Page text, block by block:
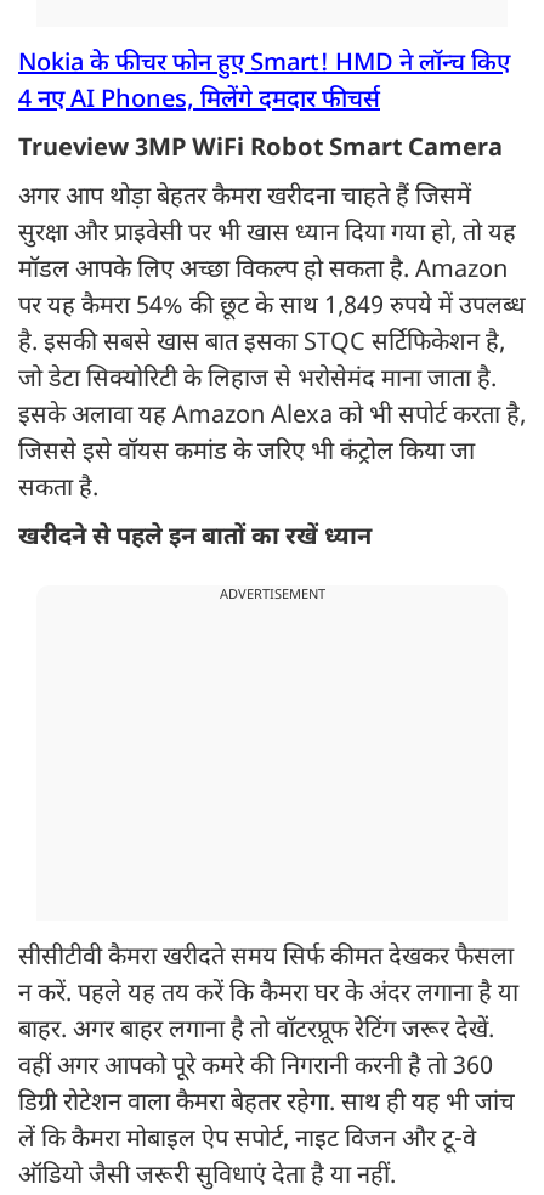
Nokia के फीचर फोन हुए Smart! HMD ने लॉन्च किए
4 नए AI Phones, मिलेंगे दमदार फीचर्स
Trueview 3MP WiFi Robot Smart Camera
अगर आप थोड़ा बेहतर कैमरा खरीदना चाहते हैं जिसमें
सुरक्षा और प्राइवेसी पर भी खास ध्यान दिया गया हो, तो यह
मॉडल आपके लिए अच्छा विकल्प हो सकता है. Amazon
पर यह कैमरा 54% की छूट के साथ 1,849 रुपये में उपलब्ध
है. इसकी सबसे खास बात इसका STQC सर्टिफिकेशन है,
जो डेटा सिक्योरिटी के लिहाज से भरोसेमंद माना जाता है.
इसके अलावा यह Amazon Alexa को भी सपोर्ट करता है,
जिससे इसे वॉयस कमांड के जरिए भी कंट्रोल किया जा
सकता है.
खरीदने से पहले इन बातों का रखें ध्यान
ADVERTISEMENT
सीसीटीवी कैमरा खरीदते समय सिर्फ कीमत देखकर फैसला
न करें. पहले यह तय करें कि कैमरा घर के अंदर लगाना है या
बाहर. अगर बाहर लगाना है तो वॉटरप्रूफ रेटिंग जरूर देखें.
वहीं अगर आपको पूरे कमरे की निगरानी करनी है तो 360
डिग्री रोटेशन वाला कैमरा बेहतर रहेगा. साथ ही यह भी जांच
लें कि कैमरा मोबाइल ऐप सपोर्ट, नाइट विजन और टू-वे
ऑडियो जैसी जरूरी सुविधाएं देता है या नहीं.